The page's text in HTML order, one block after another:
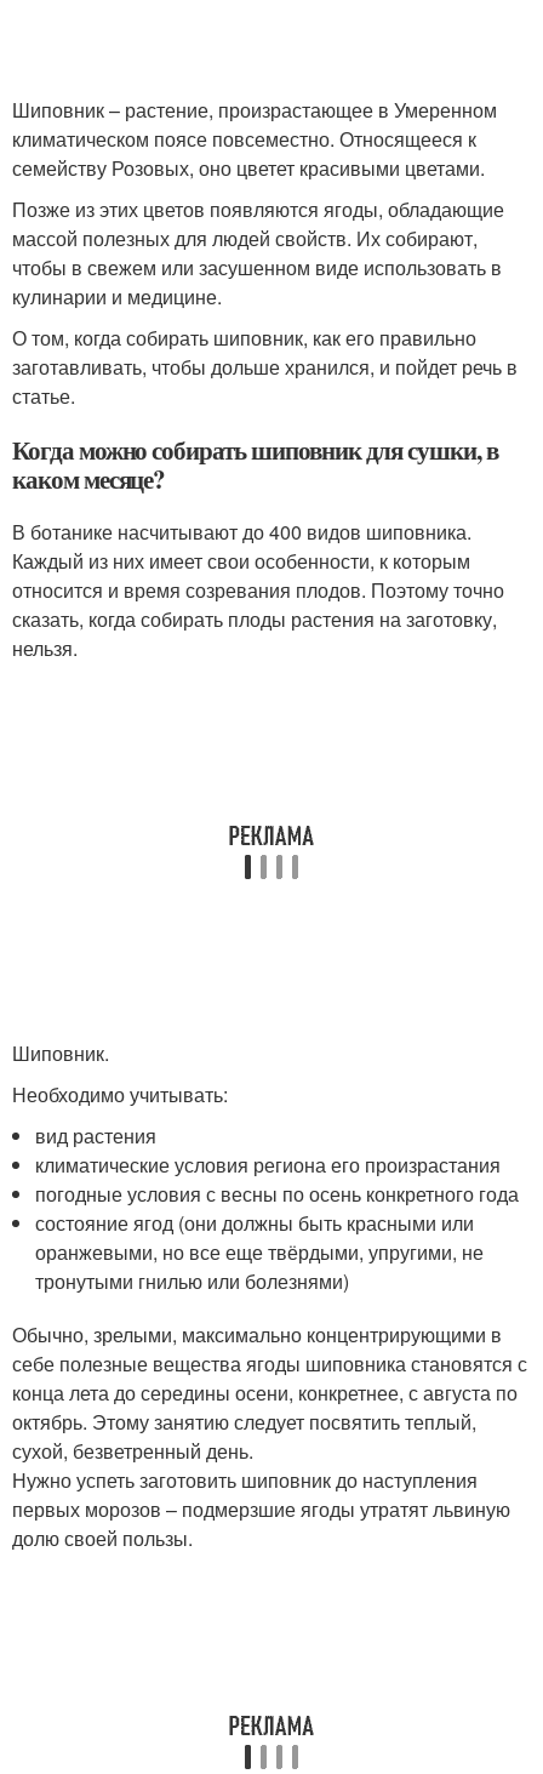
Шиповник – растение, произрастающее в Умеренном
климатическом поясе повсеместно. Относящееся к
семейству Розовых, оно цветет красивыми цветами.
Позже из этих цветов появляются ягоды, обладающие
массой полезных для людей свойств. Их собирают,
чтобы в свежем или засушенном виде использовать в
кулинарии и медицине.
О том, когда собирать шиповник, как его правильно
заготавливать, чтобы дольше хранился, и пойдет речь в
статье.
Когда можно собирать шиповник для сушки, в
каком месяце?
В ботанике насчитывают до 400 видов шиповника.
Каждый из них имеет свои особенности, к которым
относится и время созревания плодов. Поэтому точно
сказать, когда собирать плоды растения на заготовку,
нельзя.
Шиповник.
Необходимо учитывать:
вид растения
климатические условия региона его произрастания
погодные условия с весны по осень конкретного года
состояние ягод (они должны быть красными или
оранжевыми, но все еще твёрдыми, упругими, не
тронутыми гнилью или болезнями)
Обычно, зрелыми, максимально концентрирующими в
себе полезные вещества ягоды шиповника становятся с
конца лета до середины осени, конкретнее, с августа по
октябрь. Этому занятию следует посвятить теплый,
сухой, безветренный день.
Нужно успеть заготовить шиповник до наступления
первых морозов – подмерзшие ягоды утратят львиную
долю своей пользы.